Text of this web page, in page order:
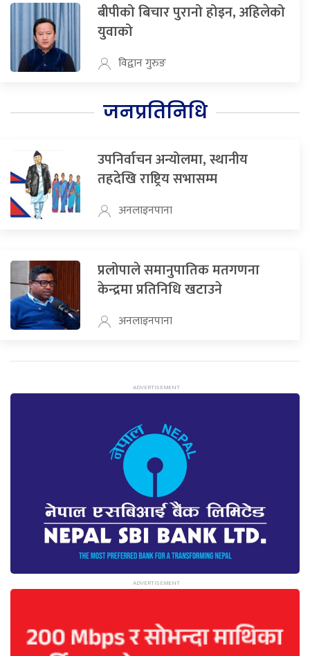
बीपीको बिचार पुरानो होइन, अहिलेको
युवाको
विद्वान गुरुङ
जनप्रतिनिधि
उपनिर्वाचन अन्योलमा, स्थानीय
तहदेखि राष्ट्रिय सभासम्म
अनलाइनपाना
प्रलोपाले समानुपातिक मतगणना
केन्द्रमा प्रतिनिधि खटाउने
अनलाइनपाना